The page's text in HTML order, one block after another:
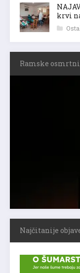
krvi
Ramske
Najčitanije